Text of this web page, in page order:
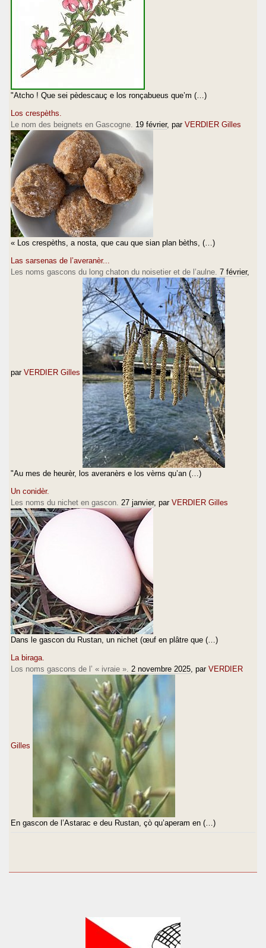
"Atcho ! Que sei pèdescauç e los ronçabueus que’m (…)
Los crespèths.
Le nom des beignets en Gascogne. 19 février, par VERDIER Gilles
« Los crespèths, a nosta, que cau que sian plan bèths, (…)
Las sarsenas de l’averanèr...
Les noms gascons du long chaton du noisetier et de l’aulne. 7 février,
par VERDIER Gilles
"Au mes de heurèr, los averanèrs e los vèrns qu’an (…)
Un conidèr.
Les noms du nichet en gascon. 27 janvier, par VERDIER Gilles
Dans le gascon du Rustan, un nichet (œuf en plâtre que (…)
La biraga.
Los noms gascons de l’ « ivraie ». 2 novembre 2025 , par VERDIER
Gilles
En gascon de l’Astarac e deu Rustan, çò qu’aperam en (…)